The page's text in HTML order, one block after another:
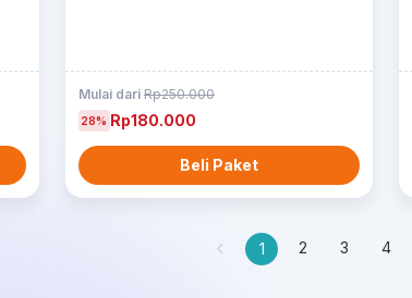
Mulai dari Rp250.000
28% Rp180.000
Beli Paket
‹ 1 2 3 4